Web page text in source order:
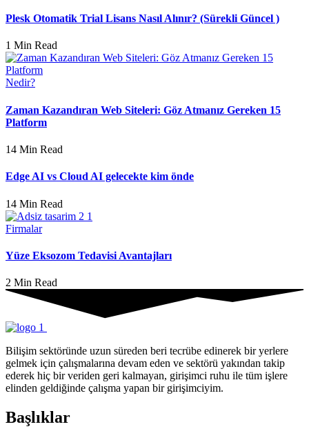
Plesk Otomatik Trial Lisans Nasıl Alınır? (Sürekli Güncel )
1 Min Read
Nedir?
Zaman Kazandıran Web Siteleri: Göz Atmanız Gereken 15
Platform
14 Min Read
Edge AI vs Cloud AI gelecekte kim önde
14 Min Read
Firmalar
Yüze Eksozom Tedavisi Avantajları
2 Min Read
Bilişim sektöründe uzun süreden beri tecrübe edinerek bir yerlere
gelmek için çalışmalarına devam eden ve sektörü yakından takip
ederek hiç bir veriden geri kalmayan, girişimci ruhu ile tüm işlere
elinden geldiğinde çalışma yapan bir girişimciyim.
Başlıklar